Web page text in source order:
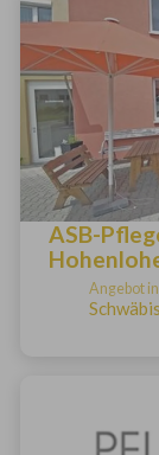
ASB-
Angebot